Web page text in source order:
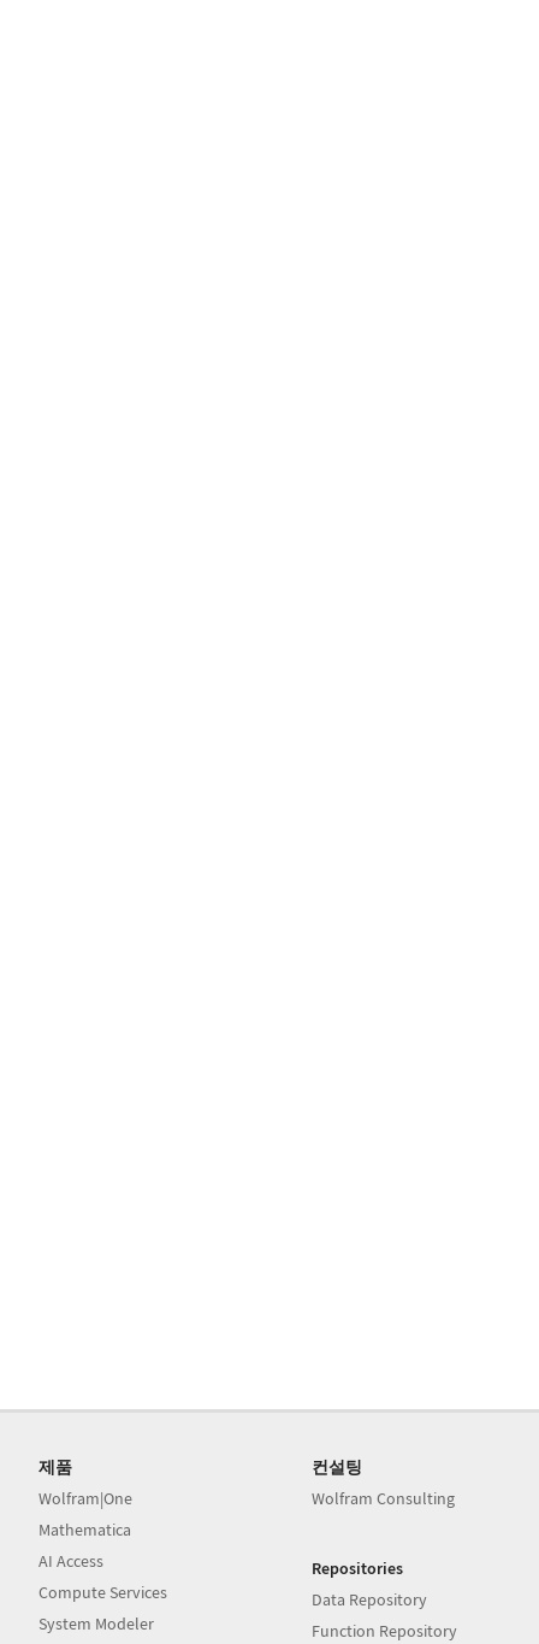
제품
Wolfram|One
Mathematica
AI Access
Compute Services
System Modeler
컨설팅
Wolfram Consulting
Repositories
Data Repository
Function Repository